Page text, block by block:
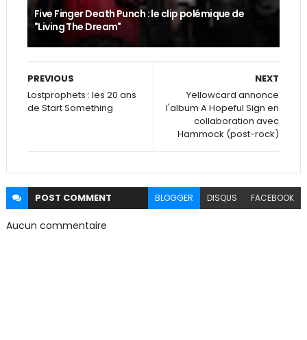
Five Finger Death Punch : le clip polémique de
"Living The Dream"
NEXT
Yellowcard annonce
l'album A Hopeful Sign en
collaboration avec
Hammock (post-rock)
PREVIOUS
Lostprophets : les 20 ans
de Start Something
POST COMMENT BLOGGER DISQUS FACEBOOK
Aucun commentaire